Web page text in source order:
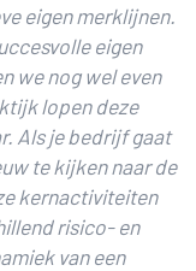
eigen merklijnen.
eigen
we nog wel even
lopen deze
Als je bedrijf gaat
te kijken naar de
kernactiviteiten
risico- en
van een